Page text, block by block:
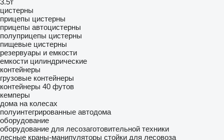
3.5т
цистерны
прицепы цистерны
прицепы автоцистерны
полуприцепы цистерны
пищевые цистерны
резервуары и емкости
емкости цилиндрические
контейнеры
грузовые контейнеры
контейнеры 40 футов
кемперы
дома на колесах
полуинтегрированные автодома
оборудование
оборудование для лесозаготовительной техники
лесные краны-манипуляторы стойки для лесовоза